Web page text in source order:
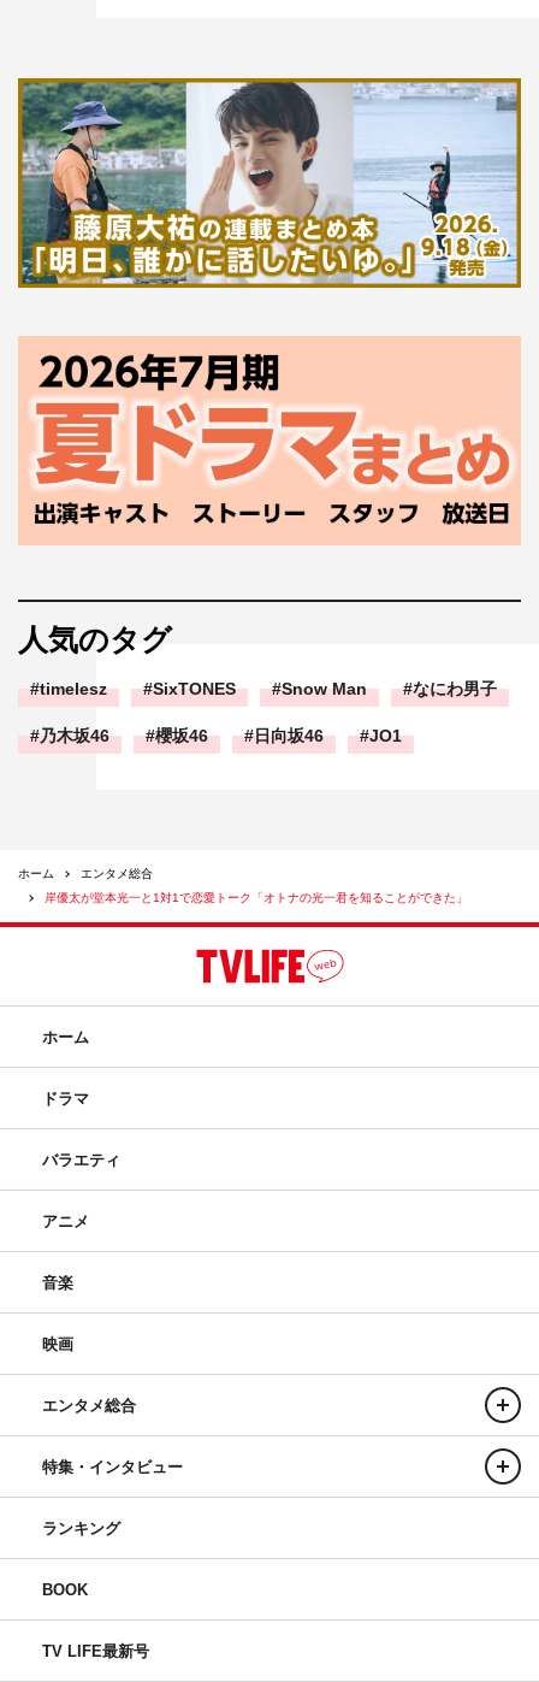
人気のタグ
timelesz SixTONES Snow Man なにわ男子
乃木坂46 櫻坂46 日向坂46 JO1
ホーム
エンタメ総合
岸優太が堂本光一と1対1で恋愛トーク「オトナの光一君を知ることができた」
ホーム
ドラマ
バラエティ
アニメ
音楽
映画
エンタメ総合
特集・インタビュー
ランキング
BOOK
TV LIFE最新号